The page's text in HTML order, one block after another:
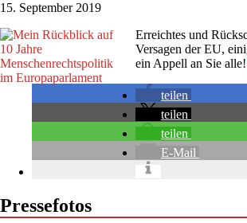
15. September 2019
Erreichtes und
Versagen der EU,
ein Appell an Sie alle!
teilen
teilen
teilen
E-Mail
Pressefotos